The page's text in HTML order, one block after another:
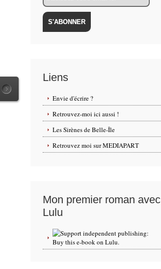
Liens
Envie d'écrire ?
Retrouvez-moi ici aussi !
Les Sirènes de Belle-Île
Retrouvez moi sur MEDIAPART
Mon premier roman avec
Lulu